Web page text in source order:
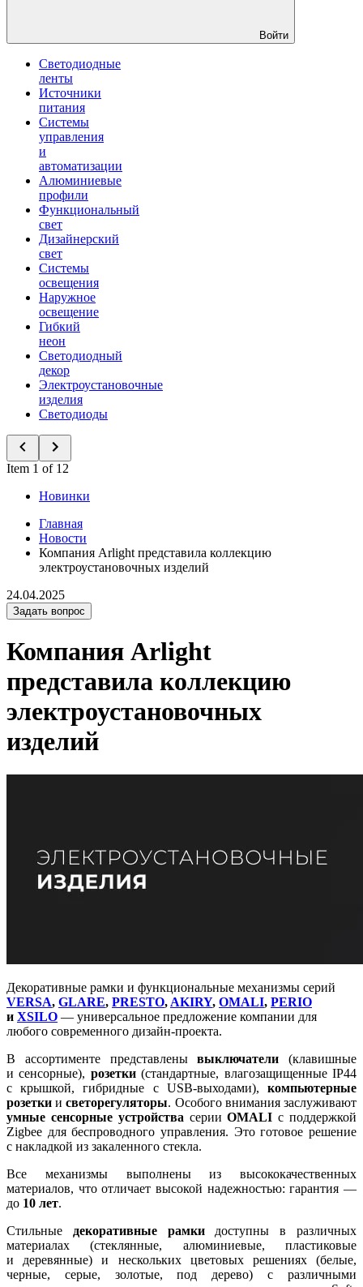
Войти
Светодиодные
ленты
Источники
питания
Системы
управления
и
автоматизации
Алюминиевые
профили
Функциональный
свет
Дизайнерский
свет
Системы
освещения
Наружное
освещение
Гибкий
неон
Светодиодный
декор
Электроустановочные
изделия
Светодиоды
Item 1 of 12
Новинки
Главная
Новости
Компания Arlight представила коллекцию
электроустановочных изделий
24.04.2025
Задать вопрос
Компания Arlight
представила коллекцию
электроустановочных
изделий
Декоративные рамки и функциональные механизмы серий
VERSA, GLARE, PRESTO, AKIRY, OMALI, PERIO
и XSILO — универсальное предложение компании для
любого современного дизайн-проекта.
В ассортименте представленывыключатели (клавишные
и сенсорные), розетки(стандартные, влагозащищенные IP44
с крышкой, гибридные с USB-выходами), компьютерные
розетки исветорегуляторы. Особого внимания заслуживают
умные сенсорные устройства серииOMALI с поддержкой
Zigbee для беспроводного управления. Это готовое решение
с накладкой из закаленного стекла.
Все механизмы выполнены из высококачественных
материалов, что отличает высокой надежностью: гарантия —
до 10 лет.
Стильные декоративные рамкидоступны в различных
материалах (стеклянные, алюминиевые, пластиковые
и деревянные) и нескольких цветовых решениях (белые,
черные, серые, золотые, под дерево) с различными